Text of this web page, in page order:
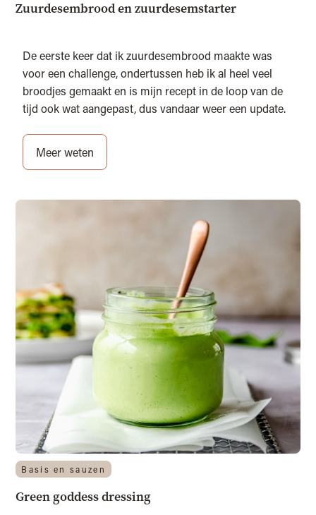
Zuurdesembrood en zuurdesemstarter
De eerste keer dat ik zuurdesembrood maakte was
voor een challenge, ondertussen heb ik al heel veel
broodjes gemaakt en is mijn recept in de loop van de
tijd ook wat aangepast, dus vandaar weer een update.
Meer weten
Basis en sauzen
Green goddess dressing